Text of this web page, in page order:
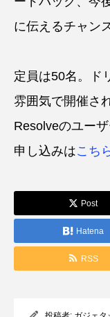
に伝えるチャン
定員は50名。ド
雰囲気で開催さ
Resolveのユー
申し込みはこち
Post
Hatena
RSS